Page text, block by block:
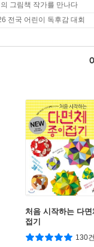
그림책 작가를 만나다
전국 어린이 독후감 대회
처음 시작하는 다면
접기
130건